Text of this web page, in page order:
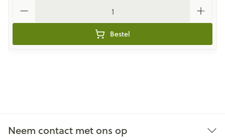
Bestel
Neem contact met ons op